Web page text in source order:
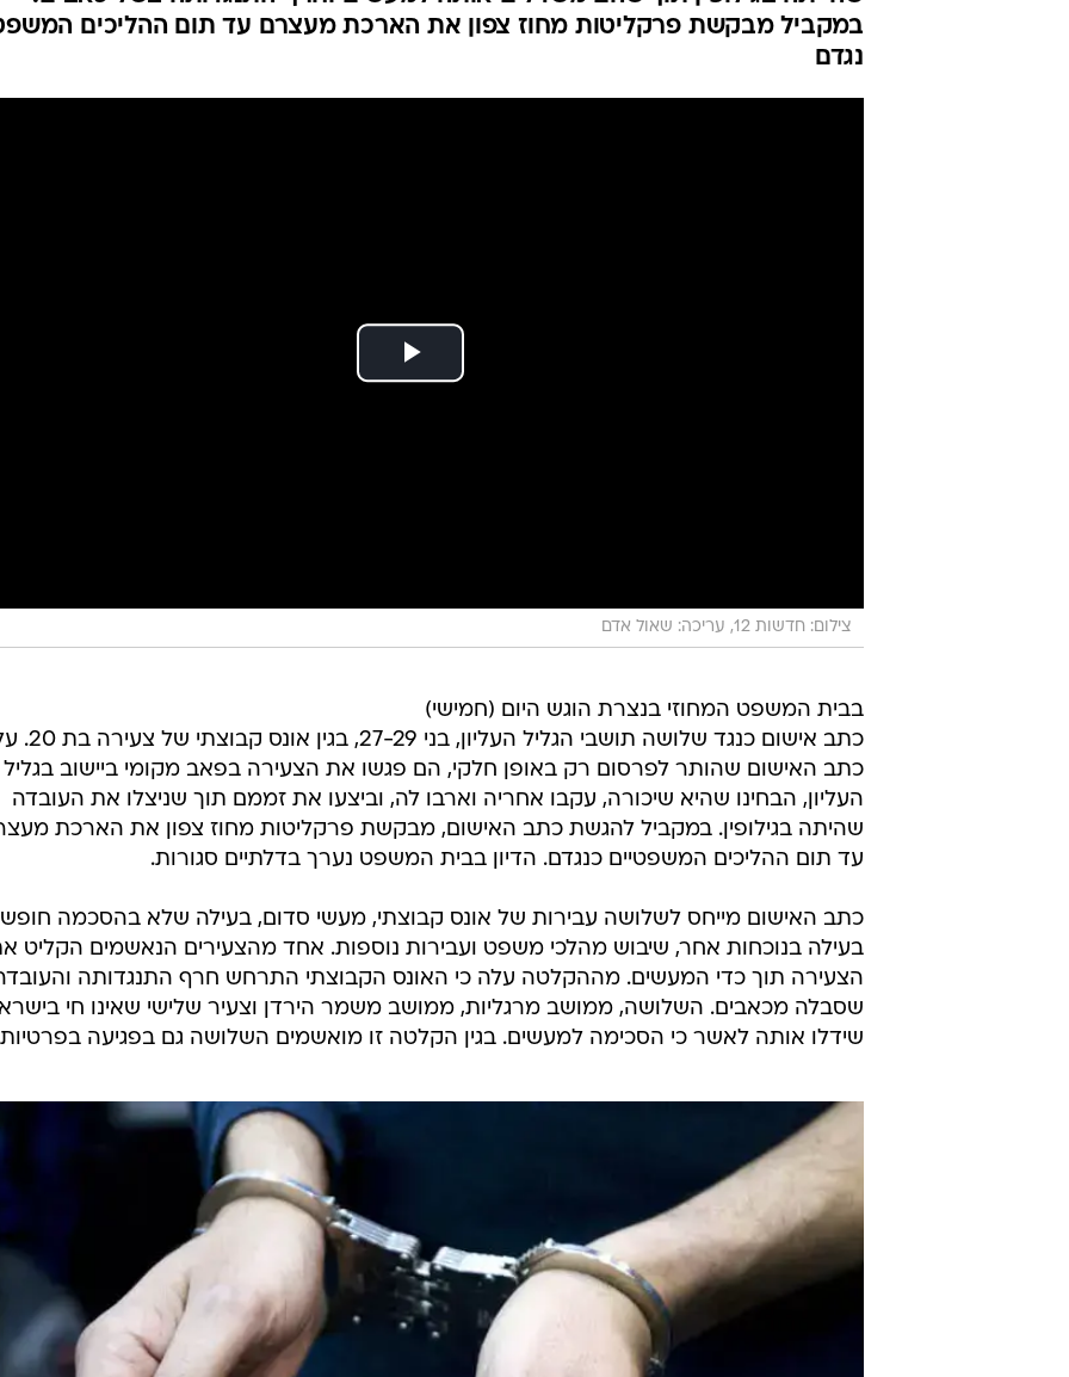
במקביל מבקשת פרקליטות מחוז צפון את הארכת מעצרם עד תום ההליכים
נגדם
צילום: חדשות 12, עריכה: שאול אדם
בבית המשפט המחוזי בנצרת הוגש היום (חמישי)
כתב אישום כנגד שלושה תושבי הגליל
כתב האישום שהותר לפרסום רק באופן חלקי, הם פגשו את הצעירה בפאב מקומי ביישוב בגליל
העליון, הבחינו שהיא שיכורה, עקבו אחריה וארבו לה, וביצעו את זממם תוך שניצלו את העובדה
שהיתה בגילופין. במקביל להגשת כתב האישום, מבקשת פרקליטות מחוז צפון את הארכת
עד תום ההליכים המשפטיים כנגדם. הדיון בבית המשפט נערך בדלתיים סגורות.
כתב האישום מייחס לשלושה עבירות של אונס קבוצתי, מעשי סדום, בעילה שלא בהסכמה
בעילה בנוכחות אחר, שיבוש מהלכי משפט ועבירות נוספות. אחד מהצעירים הנאשמים הקליט
הצעירה תוך כדי המעשים. מההקלטה עלה כי האונס הקבוצתי התרחש חרף התנגדותה
שסבלה מכאבים. השלושה, ממושב מרגליות, ממושב משמר הירדן וצעיר שלישי שאינו חי
שידלו אותה לאשר כי הסכימה למעשים. בגין הקלטה זו מואשמים השלושה גם בפגיעה